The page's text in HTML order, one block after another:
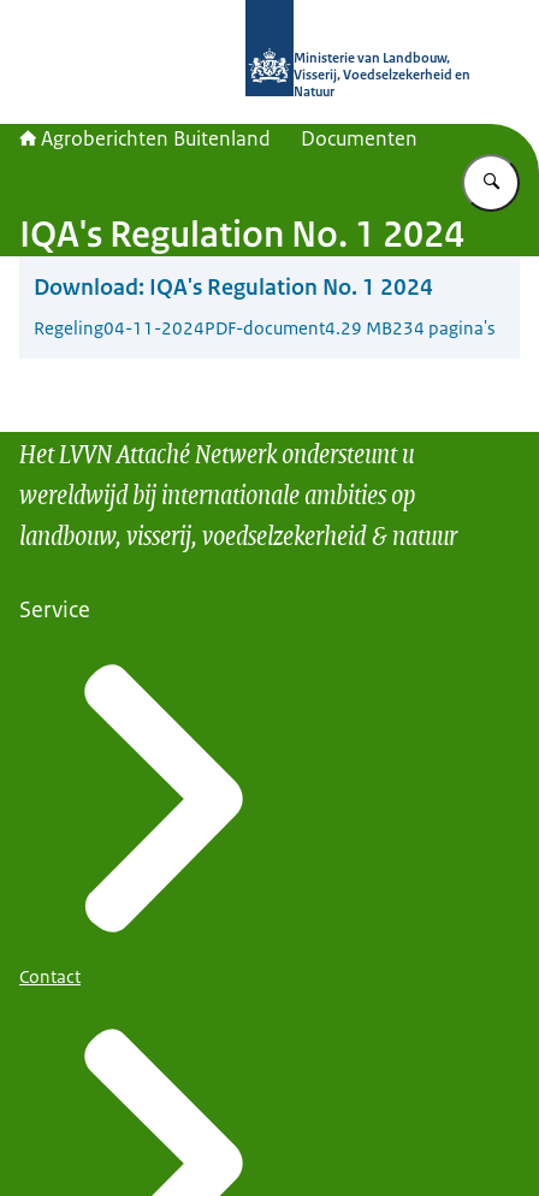
Ministerie van Landbouw,
Visserij, Voedselzekerheid en
Natuur
Agroberichten Buitenland Documenten
IQA's Regulation No. 1 2024
Download: IQA's Regulation No. 1 2024
Regeling04-11-2024PDF-document4.29 MB234 pagina's
Het LVVN Attaché Netwerk ondersteunt u
wereldwijd bij internationale ambities op
landbouw, visserij, voedselzekerheid & natuur
Service
Contact